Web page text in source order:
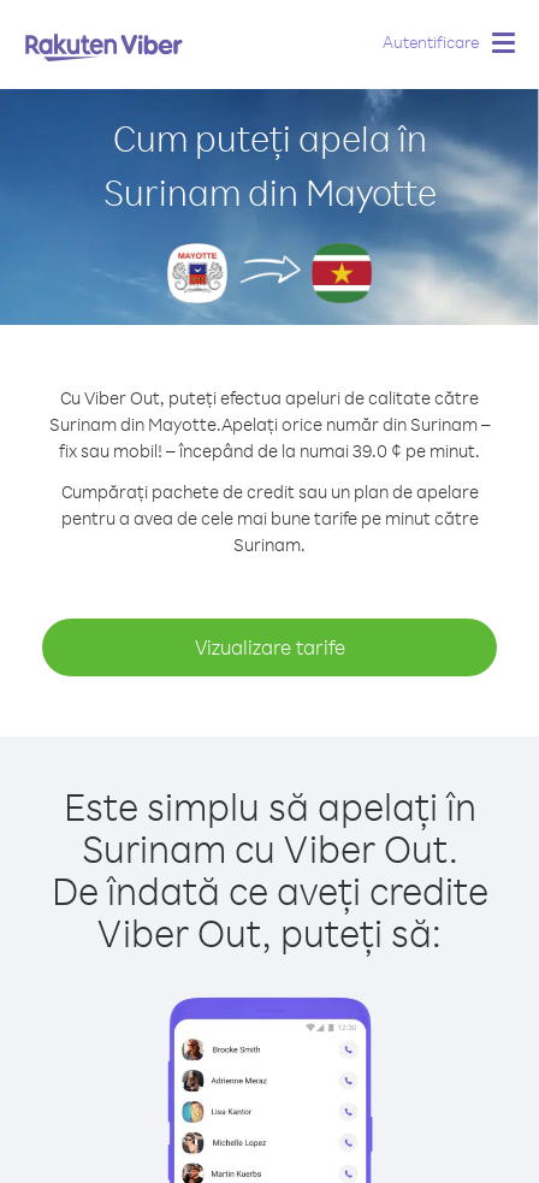
Autentificare
Cum puteți apela în
Surinam din Mayotte
Cu Viber Out, puteți efectua apeluri de calitate către
Surinam din Mayotte.Apelați orice număr din Surinam –
fix sau mobil! – începând de la numai 39.0 ¢ pe minut.
Cumpărați pachete de credit sau un plan de apelare
pentru a avea de cele mai bune tarife pe minut către
Surinam.
Vizualizare tarife
Este simplu să apelați în
Surinam cu Viber Out.
De îndată ce aveți credite
Viber Out, puteți să: